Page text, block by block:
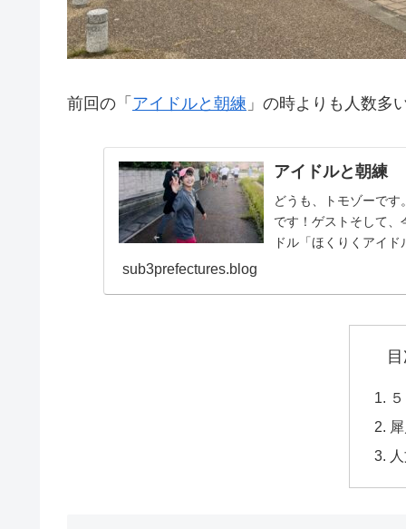
前回の「 アイドルと朝練 」の時よりも人数多
アイドルと朝練
どうも、トモゾーで
です！ゲストそして
ドル「ほくりくアイ
sub3prefectures.blog